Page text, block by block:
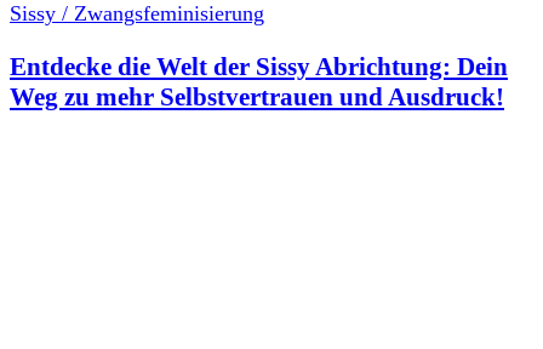
Sissy / Zwangsfeminisierung
Entdecke die Welt der Sissy Abrichtung: Dein
Weg zu mehr Selbstvertrauen und Ausdruck!